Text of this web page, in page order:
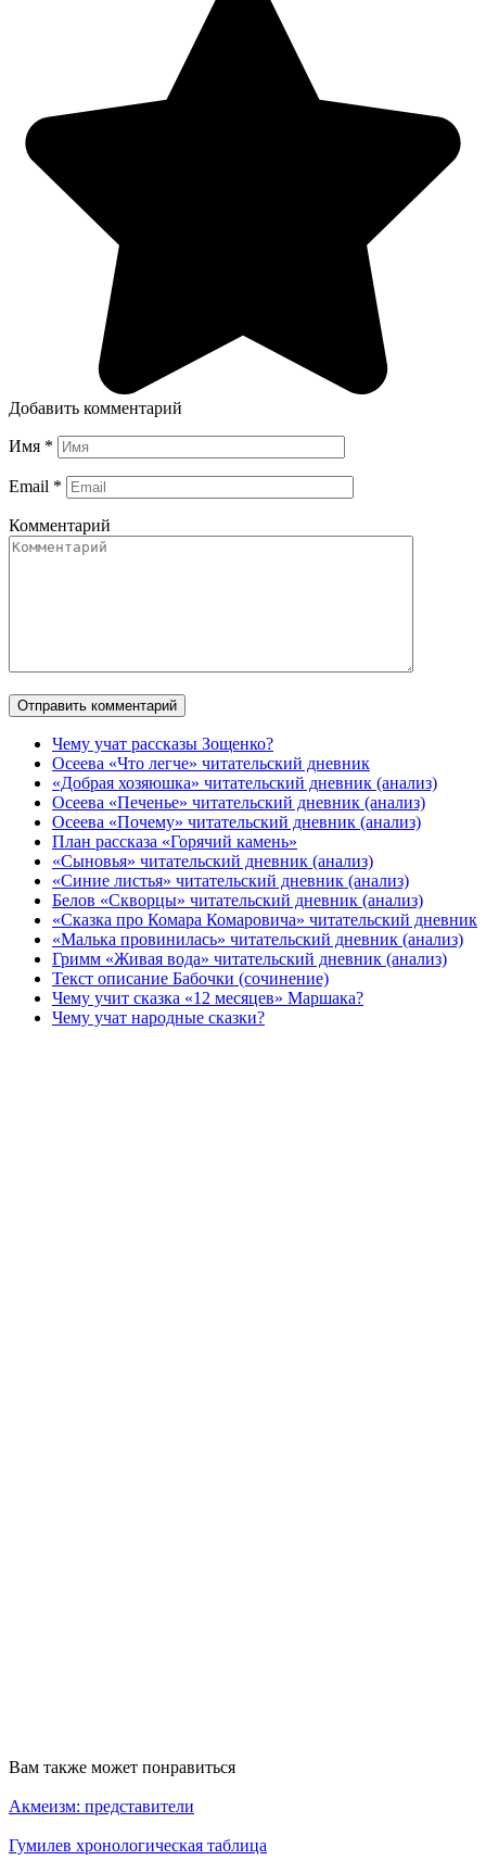
Добавить комментарий
Имя *
Email *
Комментарий
Чему учат рассказы Зощенко?
Осеева «Что легче» читательский дневник
«Добрая хозяюшка» читательский дневник (анализ)
Осеева «Печенье» читательский дневник (анализ)
Осеева «Почему» читательский дневник (анализ)
План рассказа «Горячий камень»
«Сыновья» читательский дневник (анализ)
«Синие листья» читательский дневник (анализ)
Белов «Скворцы» читательский дневник (анализ)
«Сказка про Комара Комаровича» читательский дневник
«Малька провинилась» читательский дневник (анализ)
Гримм «Живая вода» читательский дневник (анализ)
Текст описание Бабочки (сочинение)
Чему учит сказка «12 месяцев» Маршака?
Чему учат народные сказки?
Вам также может понравиться
Акмеизм: представители
Гумилев хронологическая таблица